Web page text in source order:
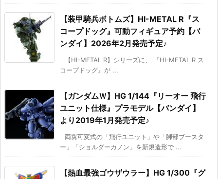
【装甲騎兵ボトムズ】HI-METAL R『ス
コープドッグ』可動フィギュア予約【バ
ンダイ】2026年2月発売予定♪
【HI-METAL R】シリーズに、 『HI-METAL R ス
コープドッグ』が ...
【ガンダムＷ】HG 1/144『リーオー 飛行
ユニット仕様』プラモデル【バンダイ】
より2019年1月発売予定♪
両翼可変式の「飛行ユニット」や「脚部ブースタ
ー」「ショルダーカノン」を新規造形で ...
【熱血最強ゴウザウラー】HG 1/300『グ